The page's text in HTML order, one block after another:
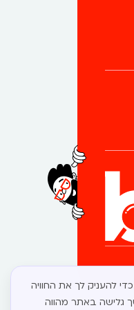
אנו משתמשים בקובצי Cookie כדי להעניק לך את החוויה
גלישה באתר מהווה